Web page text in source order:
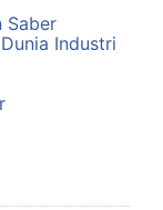
Saber
Industri